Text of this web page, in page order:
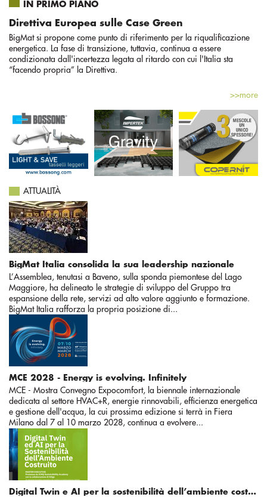
IN PRIMO PIANO
Direttiva Europea sulle Case Green
BigMat si propone come punto di riferimento per la riqualificazione
energetica. La fase di transizione, tuttavia, continua a essere
condizionata dall'incertezza legata al ritardo con cui l'Italia sta
“facendo propria” la Direttiva.
>>more
ATTUALITÀ
BigMat Italia consolida la sua leadership nazionale
L’Assemblea, tenutasi a Baveno, sulla sponda piemontese del Lago
Maggiore, ha delineato le strategie di sviluppo del Gruppo tra
espansione della rete, servizi ad alto valore aggiunto e formazione.
BigMat Italia rafforza la propria posizione di...
MCE 2028 - Energy is evolving. Infinitely
MCE - Mostra Convegno Expocomfort, la biennale internazionale
dedicata al settore HVAC+R, energie rinnovabili, efficienza energetica
e gestione dell'acqua, la cui prossima edizione si terrà in Fiera
Milano dal 7 al 10 marzo 2028, continua a evolvere...
Digital Twin e AI per la sostenibilità dell’ambiente costruito